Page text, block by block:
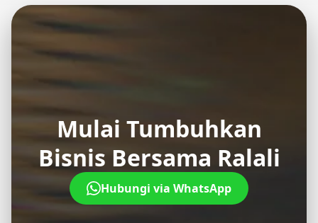
Mulai Tumbuhkan
Bisnis Bersama Ralali
Hubungi via WhatsApp